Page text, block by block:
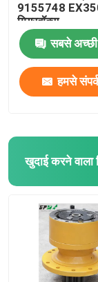
9155748
गियरबॉक्स
सबसे
हमसे
खुदाई करने वाला